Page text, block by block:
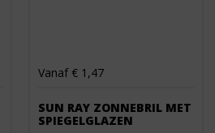
Vanaf € 1,47
SUN RAY ZONNEBRIL MET
SPIEGELGLAZEN